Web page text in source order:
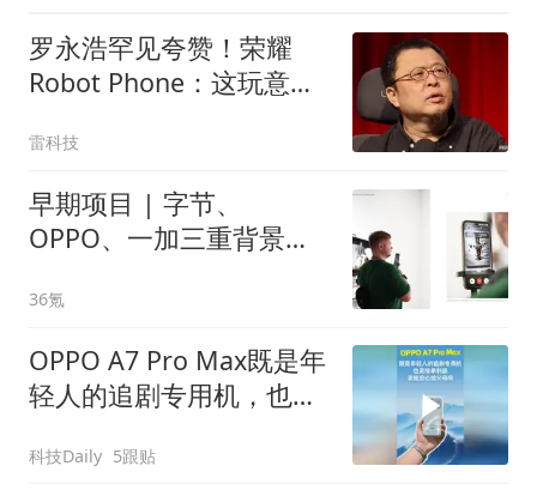
罗永浩罕见夸赞！荣耀
Robot Phone：这玩意儿
雷科技
早期项目 | 字节、
OPPO、一加三重背景产
层，要让AI看懂世界
36氪
OPPO A7 Pro Max既是年
轻人的追剧专用机，也是
母用
科技Daily 5跟贴